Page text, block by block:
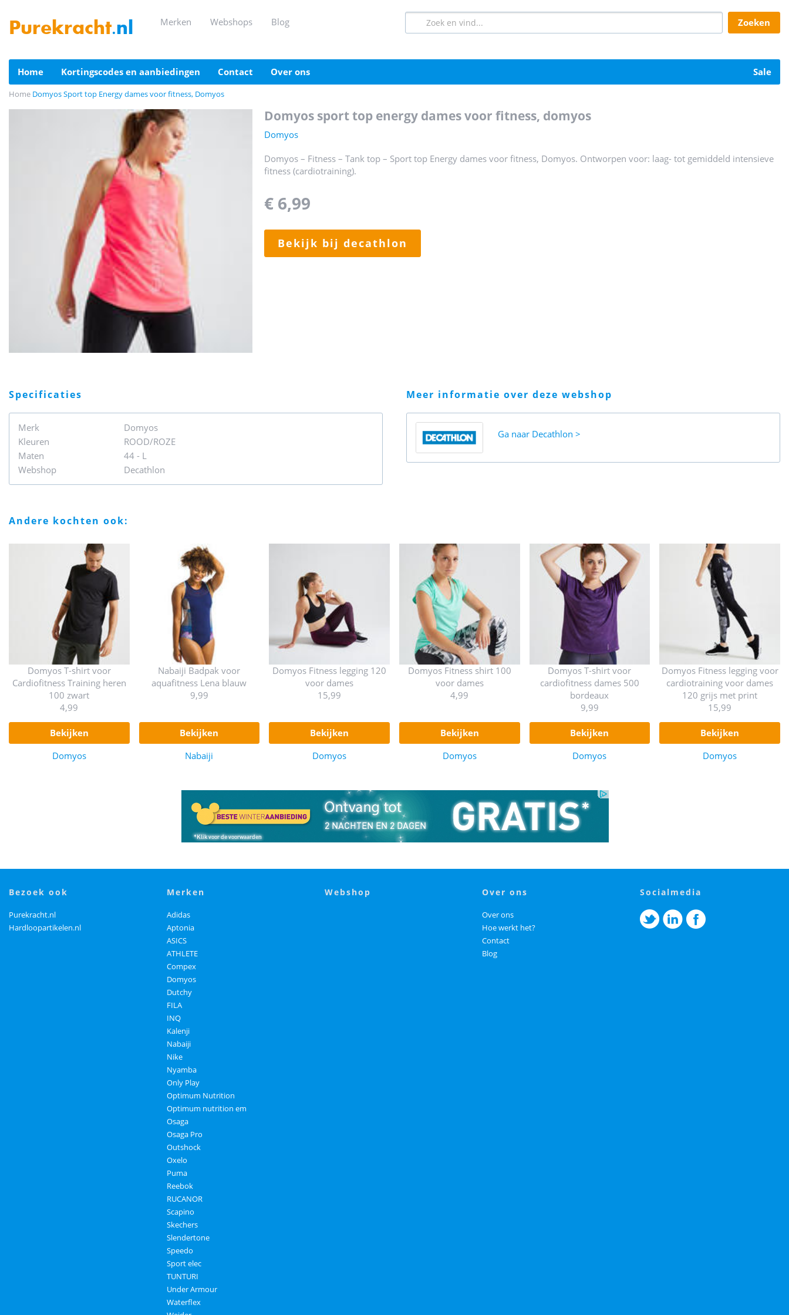
Purekracht.nl merken webshops blog zoeken
home kortingscodes en aanbiedingen contact over ons sale
Home Domyos Sport top Energy dames voor fitness, Domyos
domyos sport top energy dames voor fitness, domyos
Domyos
Domyos – Fitness – Tank top – Sport top Energy dames voor fitness, Domyos. Ontworpen voor: laag- tot gemiddeld intensieve
fitness (cardiotraining).
€ 6,99
bekijk bij decathlon
specificaties
Merk
Domyos
Kleuren
ROOD/ROZE
Maten
44 - L
Webshop
Decathlon
meer informatie over deze webshop
Ga naar Decathlon
andere kochten ook:
Domyos T-shirt voor
Cardiofitness Training heren
100 zwart
4,99
bekijken
Domyos
Nabaiji Badpak voor
aquafitness Lena blauw
9,99
bekijken
Nabaiji
Domyos Fitness legging 120
voor dames
15,99
bekijken
Domyos
Domyos Fitness shirt 100
voor dames
4,99
bekijken
Domyos
Domyos T-shirt voor
cardiofitness dames 500
bordeaux
9,99
bekijken
Domyos
Domyos Fitness legging voor
cardiotraining voor dames
120 grijs met print
15,99
bekijken
Domyos
bezoek ook
Purekracht.nl
Hardloopartikelen.nl
merken
Adidas
Aptonia
ASICS
ATHLETE
Compex
Domyos
Dutchy
FILA
INQ
Kalenji
Nabaiji
Nike
Nyamba
Only Play
Optimum Nutrition
Optimum nutrition em
Osaga
Osaga Pro
Outshock
Oxelo
Puma
Reebok
RUCANOR
Scapino
Skechers
Slendertone
Speedo
Sport elec
TUNTURI
Under Armour
Waterflex
webshop over ons
Over ons
Hoe werkt het?
Contact
Blog
socialmedia